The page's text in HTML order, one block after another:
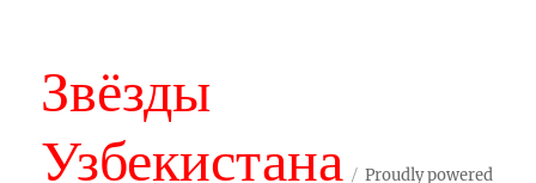
Звёзды
Узбекистана
Proudly powered